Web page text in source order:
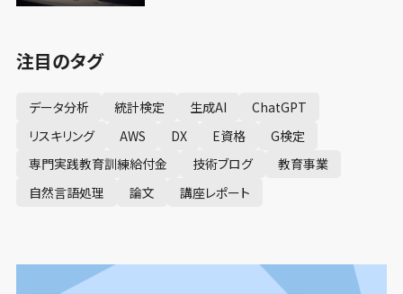
注目のタグ
データ分析 統計検定 生成AI
ChatGPT
リスキリング
AWS DX E資格
G検定
専門実践教育訓練給付金
技術ブログ
教育事業
自然言語処理
論文 講座レポート